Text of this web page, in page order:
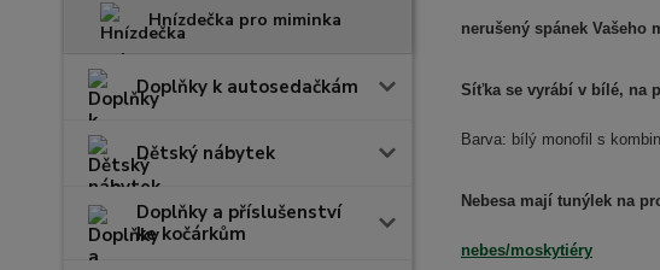
Hnízdečka pro miminka
Doplňky k autosedačkám
Dětský nábytek
Doplňky a příslušenství
ke kočárkům
nerušený spánek Vašeho
Síťka se vyrábí v bílé, na
Barva: bílý monofil s
Nebesa mají tunýlek na
nebes/moskytiéry